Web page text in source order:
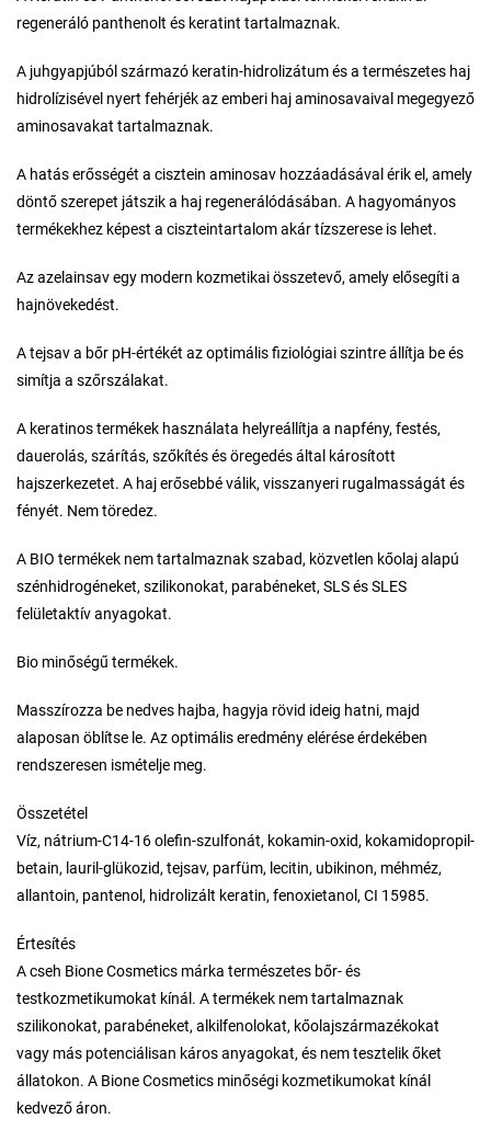
regeneráló panthenolt és keratint tartalmaznak.
A juhgyapjúból származó keratin-hidrolizátum és a természetes haj
hidrolízisével nyert fehérjék az emberi haj aminosavaival megegyező
aminosavakat tartalmaznak.
A hatás erősségét a cisztein aminosav hozzáadásával érik el, amely
döntő szerepet játszik a haj regenerálódásában. A hagyományos
termékekhez képest a ciszteintartalom akár tízszerese is lehet.
Az azelainsav egy modern kozmetikai összetevő, amely elősegíti a
hajnövekedést.
A tejsav a bőr pH-értékét az optimális fiziológiai szintre állítja be és
simítja a szőrszálakat.
A keratinos termékek használata helyreállítja a napfény, festés,
dauerolás, szárítás, szőkítés és öregedés által károsított
hajszerkezetet. A haj erősebbé válik, visszanyeri rugalmasságát és
fényét. Nem töredez.
A BIO termékek nem tartalmaznak szabad, közvetlen kőolaj alapú
szénhidrogéneket, szilikonokat, parabéneket, SLS és SLES
felületaktív anyagokat.
Bio minőségű termékek.
Masszírozza be nedves hajba, hagyja rövid ideig hatni, majd
alaposan öblítse le. Az optimális eredmény elérése érdekében
rendszeresen ismételje meg.
Összetétel
Víz, nátrium-C14-16 olefin-szulfonát, kokamin-oxid, kokamidopropil-
betain, lauril-glükozid, tejsav, parfüm, lecitin, ubikinon, méhméz,
allantoin, pantenol, hidrolizált keratin, fenoxietanol, CI 15985.
Értesítés
A cseh Bione Cosmetics márka természetes bőr- és
testkozmetikumokat kínál. A termékek nem tartalmaznak
szilikonokat, parabéneket, alkilfenolokat, kőolajszármazékokat
vagy más potenciálisan káros anyagokat, és nem tesztelik őket
állatokon. A Bione Cosmetics minőségi kozmetikumokat kínál
kedvező áron.